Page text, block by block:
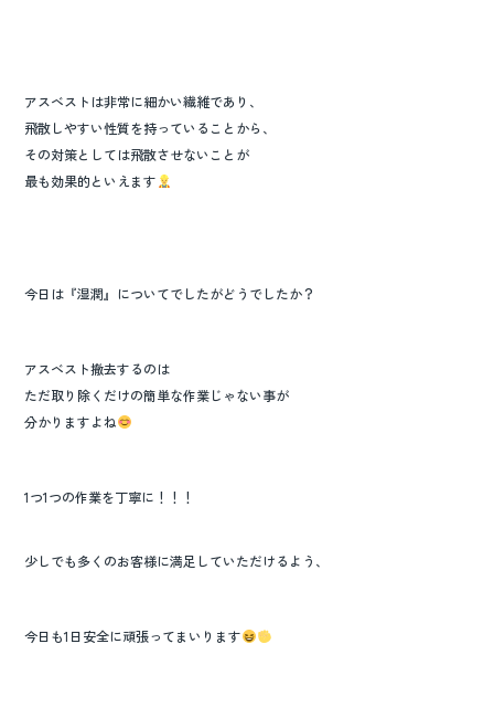
アスベストは非常に細かい繊維であり、
飛散しやすい性質を持っていることから、
その対策としては飛散させないことが
最も効果的といえます
今日は『湿潤』についてでしたがどうでしたか？
アスベスト撤去するのは
ただ取り除くだけの簡単な作業じゃない事が
分かりますよね
1つ1つの作業を丁寧に！！！
少しでも多くのお客様に満足していただけるよう、
今日も1日安全に頑張ってまいります